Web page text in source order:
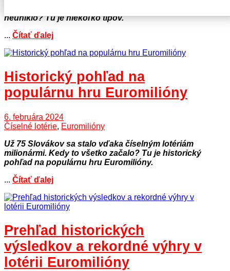
neuniklo? Tu je niekoľko tipov.
... Čítať ďalej
Historický pohľad na
populárnu hru Euromilióny
6. februára 2024
Číselné lotérie, Euromilióny
Už 75 Slovákov sa stalo vďaka číselným lotériám
milionármi. Kedy to všetko začalo? Tu je historický
pohľad na populárnu hru Euromilióny.
... Čítať ďalej
Prehľad historických
výsledkov a rekordné výhry v
lotérii Euromilióny